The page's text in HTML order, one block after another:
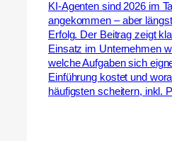
KI-Agenten sind 2026 im
angekommen – aber
Erfolg. Der Beitrag zeigt
Einsatz im Unternehmen
welche Aufgaben sich
Einführung kostet und
häufigsten scheitern, inkl.